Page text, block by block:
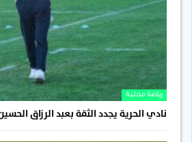
رياضة محلية
نادي الحرية يجدد الثقة بعبد الرزاق الحسين